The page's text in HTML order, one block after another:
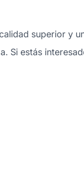
superior y
Si estás